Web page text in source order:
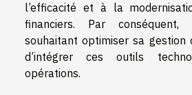
l’efficacité et à la
financiers. Par conséquent,
souhaitant optimiser sa gestion
d’intégrer ces outils
opérations.